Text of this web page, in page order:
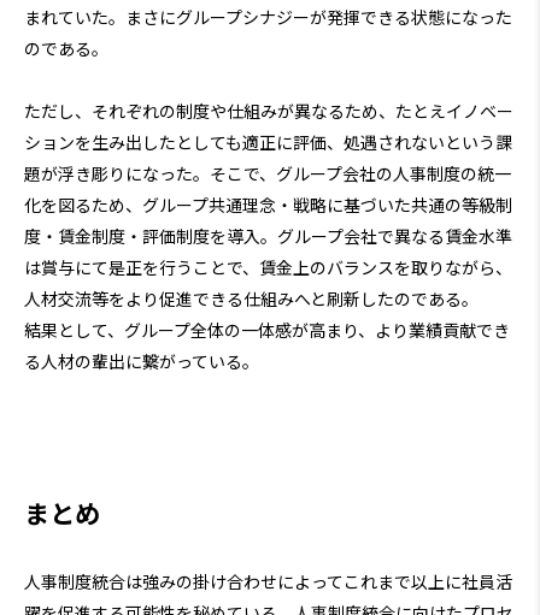
まれていた。まさにグループシナジーが発揮できる状態になった
のである。
ただし、それぞれの制度や仕組みが異なるため、たとえイノベー
ションを生み出したとしても適正に評価、処遇されないという課
題が浮き彫りになった。そこで、グループ会社の人事制度の統一
化を図るため、グループ共通理念・戦略に基づいた共通の等級制
度・賃金制度・評価制度を導入。グループ会社で異なる賃金水準
は賞与にて是正を行うことで、賃金上のバランスを取りながら、
人材交流等をより促進できる仕組みへと刷新したのである。
結果として、グループ全体の一体感が高まり、より業績貢献でき
る人材の輩出に繋がっている。
まとめ
人事制度統合は強みの掛け合わせによってこれまで以上に社員活